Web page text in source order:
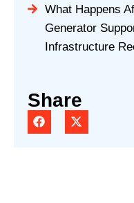
What Happens
Generator
Infrastructure
Share